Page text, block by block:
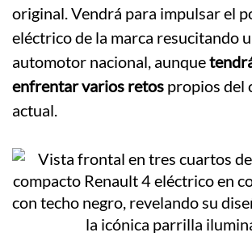
original. Vendrá para impulsar el
eléctrico de la marca resucitando
automotor nacional, aunque
enfrentar varios retos propios del
actual.